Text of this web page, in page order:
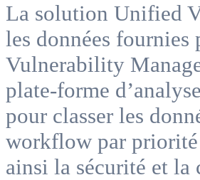
La solution Unified
les données fournies
Vulnerability
plate-forme
pour classer les
workflow par
ainsi la sécurité et la